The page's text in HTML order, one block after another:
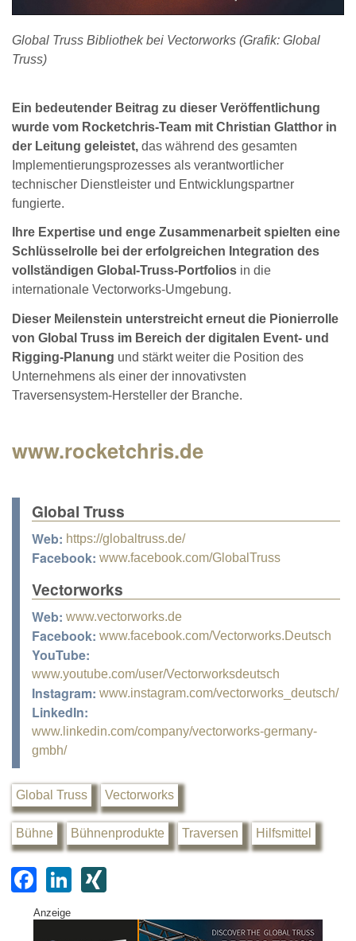
Global Truss Bibliothek bei Vectorworks (Grafik: Global
Truss)
Ein bedeutender Beitrag zu dieser Veröffentlichung
wurde vom Rocketchris-Team mit Christian Glatthor in
der Leitung geleistet, das während des gesamten
Implementierungsprozesses als verantwortlicher
technischer Dienstleister und Entwicklungspartner
fungierte.
Ihre Expertise und enge Zusammenarbeit spielten eine
Schlüsselrolle bei der erfolgreichen Integration des
vollständigen Global-Truss-Portfolios in die
internationale Vectorworks-Umgebung.
Dieser Meilenstein unterstreicht erneut die Pionierrolle
von Global Truss im Bereich der digitalen Event- und
Rigging-Planung und stärkt weiter die Position des
Unternehmens als einer der innovativsten
Traversensystem-Hersteller der Branche.
www.rocketchris.de
Global Truss
Web: https://globaltruss.de/
Facebook: www.facebook.com/GlobalTruss
Vectorworks
Web: www.vectorworks.de
Facebook: www.facebook.com/Vectorworks.Deutsch
YouTube:
www.youtube.com/user/Vectorworksdeutsch
Instagram: www.instagram.com/vectorworks_deutsch/
LinkedIn:
www.linkedin.com/company/vectorworks-germany-
gmbh/
Global Truss Vectorworks
Bühne Bühnenprodukte Traversen Hilfsmittel
F
a
c
Li
k
G
Anzeige